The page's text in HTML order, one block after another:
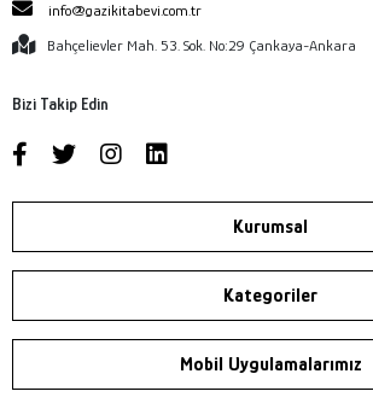
info@gazikitabevi.com.tr
Bahçelievler Mah. 53. Sok. No:29 Çankaya-Ankara
Bizi Takip Edin
Kurumsal
Kategoriler
Mobil Uygulamalarımız